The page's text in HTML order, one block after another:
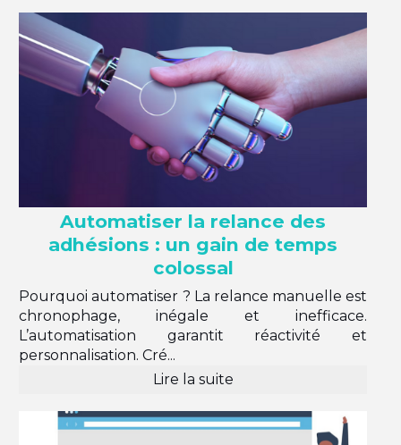
Automatiser la relance des
adhésions : un gain de temps
colossal
Pourquoi automatiser ? La relance manuelle est
chronophage, inégale et inefficace.
L’automatisation garantit réactivité et
personnalisation. Cré...
Lire la suite